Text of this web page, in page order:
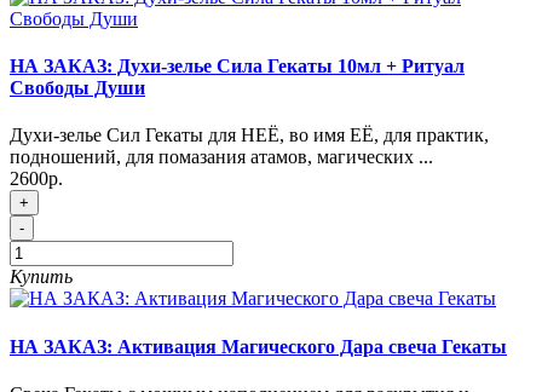
НА ЗАКАЗ: Духи-зелье Сила Гекаты 10мл + Ритуал
Свободы Души
Духи-зелье Сил Гекаты для НЕЁ, во имя ЕЁ, для практик,
подношений, для помазания атамов, магических ...
2600р.
+
-
Купить
НА ЗАКАЗ: Активация Магического Дара свеча Гекаты